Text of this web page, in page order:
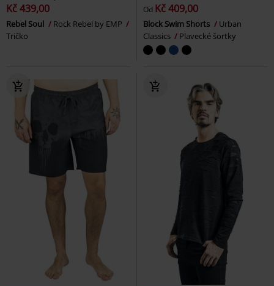
Kč 439,00
Rebel Soul
Rock Rebel by EMP
Tričko
Od Kč 409,00
Block Swim Shorts
Urban
Classics
Plavecké šortky